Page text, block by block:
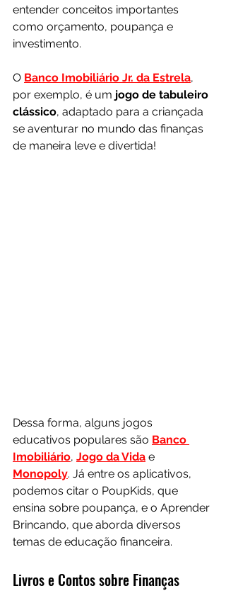
entender conceitos importantes
como orçamento, poupança e
investimento.
O Banco Imobiliário Jr. da Estrela,
por exemplo, é um jogo de tabuleiro
clássico, adaptado para a criançada
se aventurar no mundo das finanças
de maneira leve e divertida!
Dessa forma, alguns jogos
educativos populares são Banco
Imobiliário, Jogo da Vida e
Monopoly. Já entre os aplicativos,
podemos citar o PoupKids, que
ensina sobre poupança, e o Aprender
Brincando, que aborda diversos
temas de educação financeira.
Livros e Contos sobre Finanças